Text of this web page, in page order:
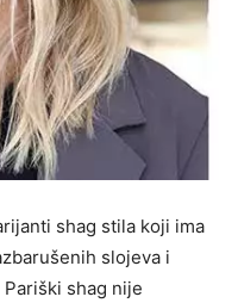
shag stila koji ima
slojeva i
shag nije